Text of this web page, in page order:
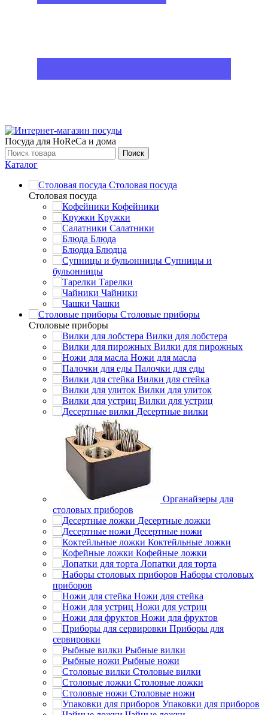
Посуда для HoReCa и дома
Поиск
Каталог
Столовая посуда
Столовая посуда
Кофейники
Кружки
Салатники
Блюда
Блюдца
Супницы и
бульонницы
Тарелки
Чайники
Чашки
Cтоловые приборы
Cтоловые приборы
Вилки для лобстера
Вилки для пирожных
Ножи для масла
Палочки для еды
Вилки для стейка
Вилки для улиток
Вилки для устриц
Десертные вилки
Органайзеры для
столовых приборов
Десертные ложки
Десертные ножи
Коктейльные ложки
Кофейные ложки
Лопатки для торта
Наборы столовых
приборов
Ножи для стейка
Ножи для устриц
Ножи для фруктов
Приборы для
сервировки
Рыбные вилки
Рыбные ножи
Столовые вилки
Столовые ложки
Столовые ножи
Упаковки для приборов